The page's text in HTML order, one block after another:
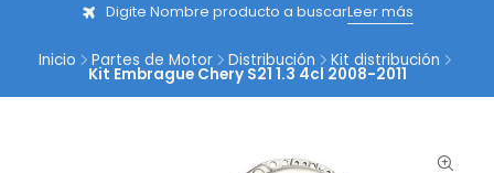
Digite Nombre producto a buscarLeer más
Inicio Partes de Motor Distribución Kit distribución
Kit Embrague Chery S21 1.3 4cl 2008-2011